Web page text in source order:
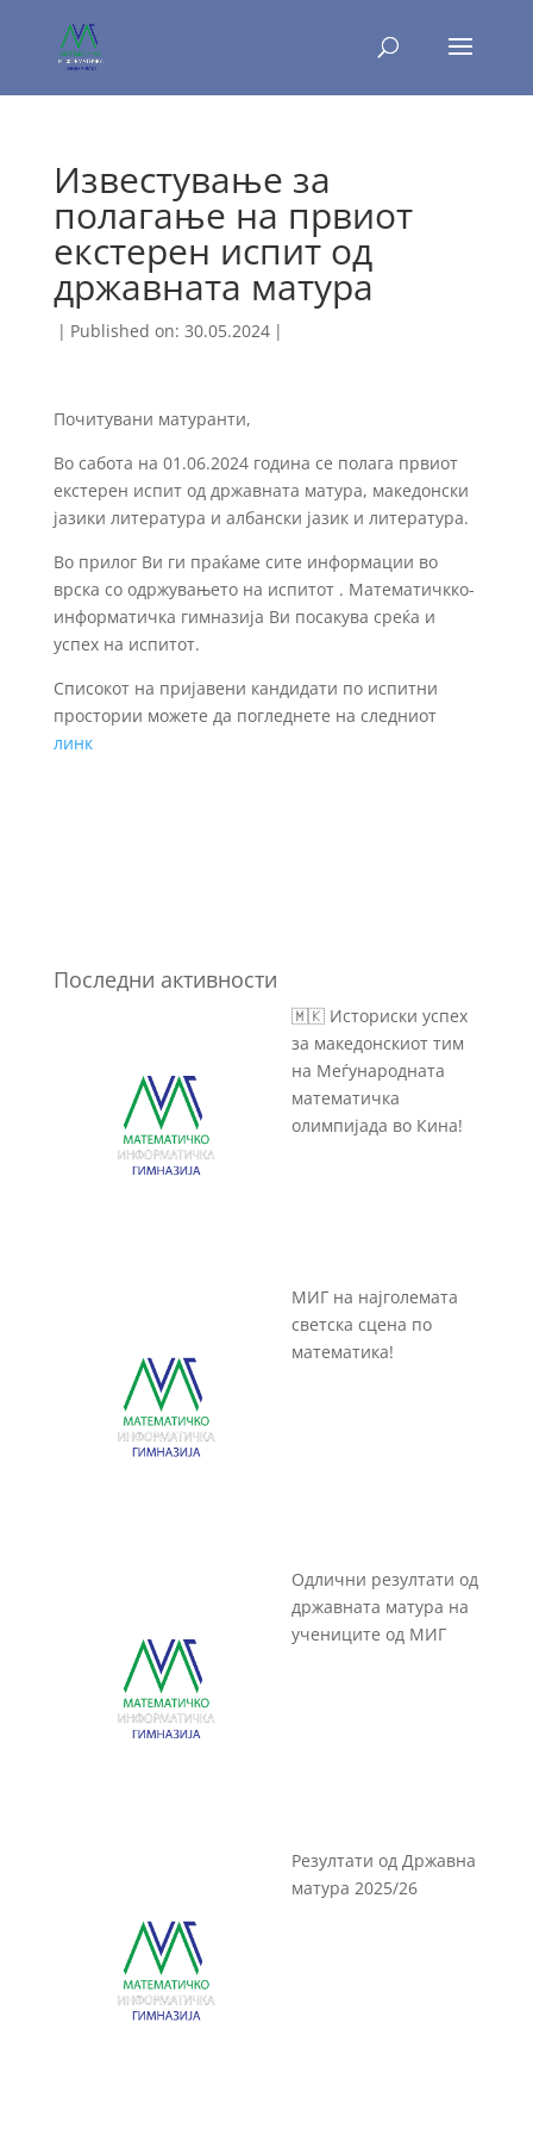
Известување за
полагање на првиот
екстерен испит од
државната матура
| Published on: 30.05.2024 |
Почитувани матуранти,
Во сабота на 01.06.2024 година се полага првиот
екстерен испит од државната матура, македонски
јазики литература и албански јазик и литература.
Во прилог Ви ги праќаме сите информации во
врска со одржувањето на испитот . Математичкко-
информатичка гимназија Ви посакува среќа и
успех на испитот.
Списокот на пријавени кандидати по испитни
простории можете да погледнете на следниот
линк
Последни активности
🇲🇰 Историски успех
за македонскиот тим
на Меѓународната
математичка
олимпијада во Кина!
МИГ на најголемата
светска сцена по
математика!
Одлични резултати од
државната матура на
учениците од МИГ
Резултати од Државна
матура 2025/26